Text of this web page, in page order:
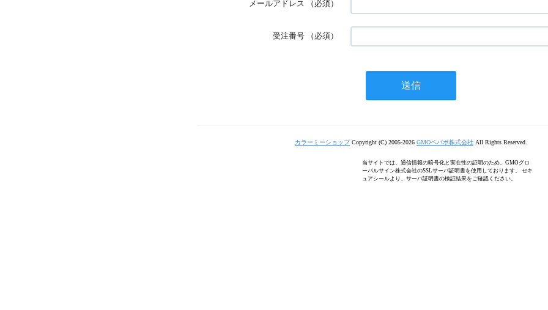
メールアドレス （必須）
受注番号 （必須）
カラーミーショップCopyright (C) 2005-2026 GMOペパボ株式会社 All Rights Reserved.
当サイトでは、通信情報の暗号化と実在性の証明のため、GMOグロ
ーバルサイン株式会社のSSLサーバ証明書を使用しております。 セキ
ュアシールより、サーバ証明書の検証結果をご確認ください。